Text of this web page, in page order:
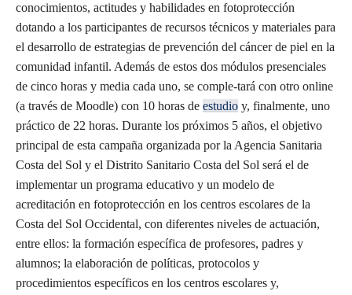
conocimientos, actitudes y habilidades en fotoprotección
dotando a los participantes de recursos técnicos y materiales para
el desarrollo de estrategias de prevención del cáncer de piel en la
comunidad infantil. Además de estos dos módulos presenciales
de cinco horas y media cada uno, se comple-tará con otro online
(a través de Moodle) con 10 horas de estudio y, finalmente, uno
práctico de 22 horas. Durante los próximos 5 años, el objetivo
principal de esta campaña organizada por la Agencia Sanitaria
Costa del Sol y el Distrito Sanitario Costa del Sol será el de
implementar un programa educativo y un modelo de
acreditación en fotoprotección en los centros escolares de la
Costa del Sol Occidental, con diferentes niveles de actuación,
entre ellos: la formación específica de profesores, padres y
alumnos; la elaboración de políticas, protocolos y
procedimientos específicos en los centros escolares y,